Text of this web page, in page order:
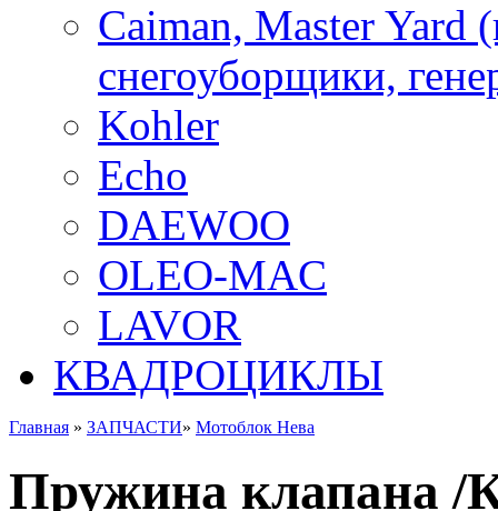
Caiman, Master Yard
снегоуборщики,
Kohler
Echo
DAEWOO
OLEO-MAC
LAVOR
КВАДРОЦИКЛЫ
Главная » ЗАПЧАСТИ» Мотоблок Нева
Пружина клапана /